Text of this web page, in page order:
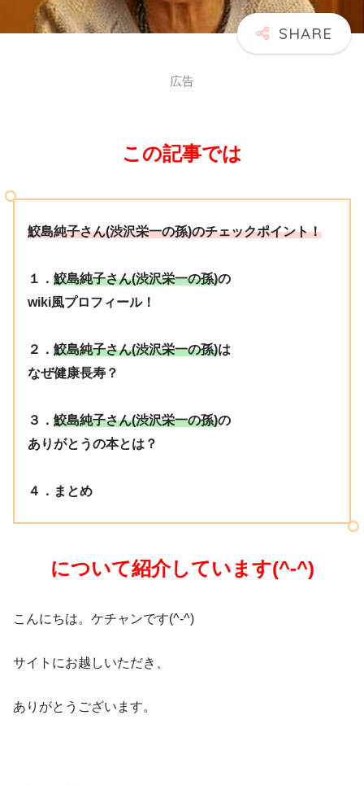
広告
この記事では
鮫島純子さん(渋沢栄一の孫)のチェックポイント！
１． 鮫島純子さん(渋沢栄一の孫)の
wiki風プロフィール！
２． 鮫島純子さん(渋沢栄一の孫)は
なぜ健康長寿？
３． 鮫島純子さん(渋沢栄一の孫)の
ありがとうの本とは？
４．まとめ
について紹介しています(^-^)
​こんにちは。ケチャンです(^-^)
サイトにお越しいただき、
ありがとうございます。